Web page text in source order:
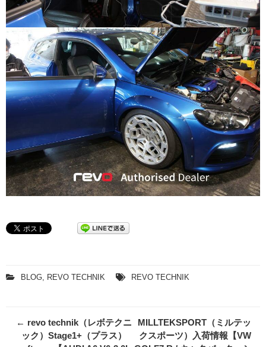
BLOG, REVO TECHNIK REVO TECHNIK
Post
navigation
← revo technik（レボテクニ
ック）Stage1+（プラス）
MILLTEKSPORT（ミルテッ
クスポーツ）入荷情報【VW